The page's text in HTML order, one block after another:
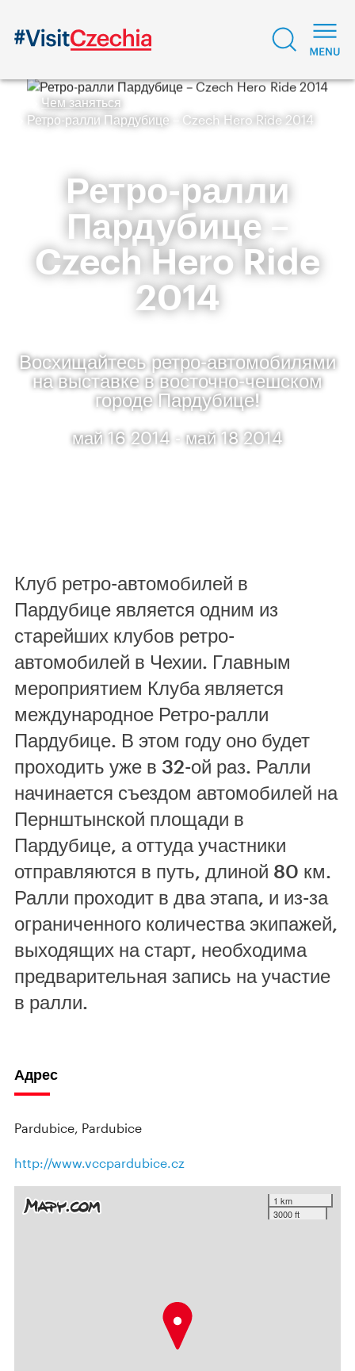
Чем заняться
Ретро-ралли Пардубице – Czech Hero Ride 2014
Ретро-ралли
Пардубице –
Czech Hero Ride
2014
Восхищайтесь ретро-автомобилями
на выставке в восточно-чешском
городе Пардубице!
май 16 2014 - май 18 2014
Клуб ретро-автомобилей в
Пардубице является одним из
старейших клубов ретро-
автомобилей в Чехии. Главным
мероприятием Клуба является
международное Ретро-ралли
Пардубице. В этом году оно будет
проходить уже в 32-ой раз. Ралли
начинается съездом автомобилей на
Пернштынской площади в
Пардубице, а оттуда участники
отправляются в путь, длиной 80 км.
Ралли проходит в два этапа, и из-за
ограниченного количества экипажей,
выходящих на старт, необходима
предварительная запись на участие
в ралли.
Адрес
Pardubice, Pardubice
http://www.vccpardubice.cz
1 km
3000 ft